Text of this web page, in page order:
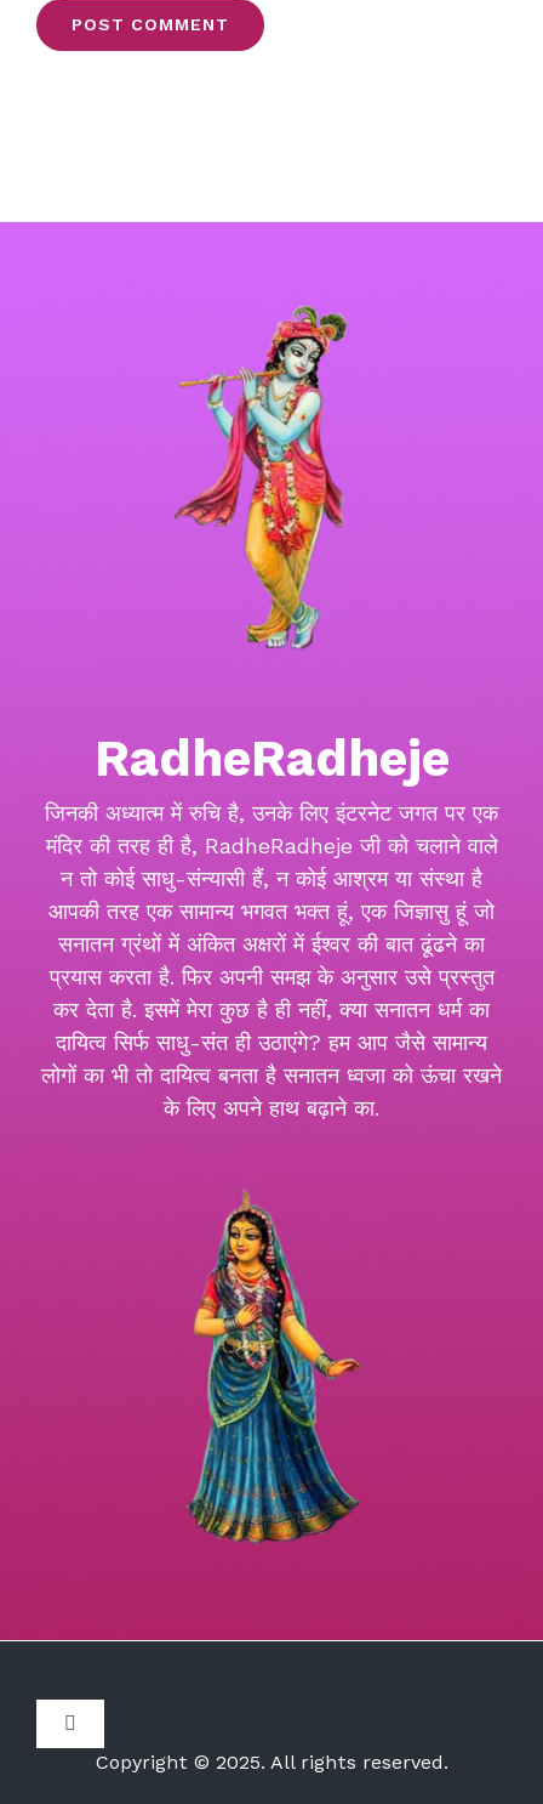
RadheRadheje
जिनकी अध्यात्म में रुचि है, उनके लिए इंटरनेट जगत पर एक
मंदिर की तरह ही है, RadheRadheje जी को चलाने वाले
न तो कोई साधु-संन्यासी हैं, न कोई आश्रम या संस्था है
आपकी तरह एक सामान्य भगवत भक्त हूं, एक जिज्ञासु हूं जो
सनातन ग्रंथों में अंकित अक्षरों में ईश्वर की बात ढूंढने का
प्रयास करता है. फिर अपनी समझ के अनुसार उसे प्रस्तुत
कर देता है. इसमें मेरा कुछ है ही नहीं, क्या सनातन धर्म का
दायित्व सिर्फ साधु-संत ही उठाएंगे? हम आप जैसे सामान्य
लोगों का भी तो दायित्व बनता है सनातन ध्वजा को ऊंचा रखने
के लिए अपने हाथ बढ़ाने का.
Toggle
Navigation
Copyright © 2025. All rights reserved.